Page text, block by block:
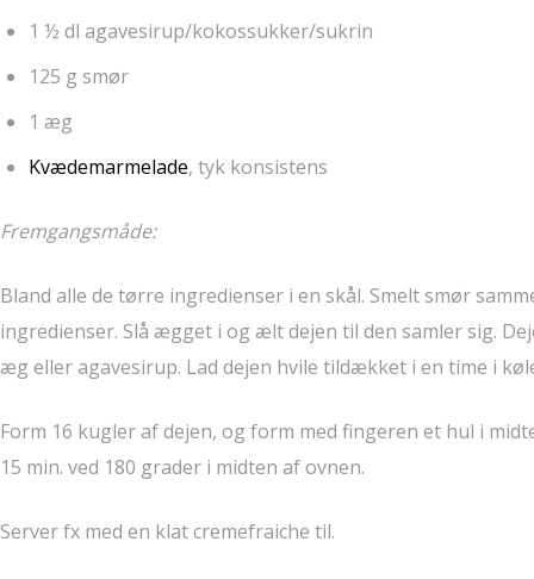
1 ½ dl agavesirup/kokossukker/sukrin
125 g smør
1 æg
Kvædemarmelade, tyk konsistens
Fremgangsmåde:
Bland alle de tørre ingredienser i en skål. Smelt smør
ingredienser. Slå ægget i og ælt dejen til den samler sig.
æg eller agavesirup. Lad dejen hvile tildækket i en time i
Form 16 kugler af dejen, og form med fingeren et hul i
15 min. ved 180 grader i midten af ovnen.
Server fx med en klat cremefraiche til.